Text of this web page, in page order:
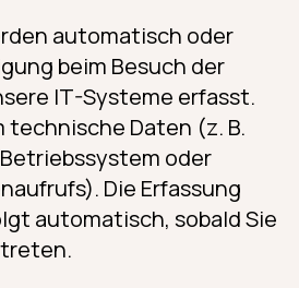
automatisch oder
beim Besuch der
IT-Systeme erfasst.
technische Daten (z. B.
oder
Die Erfassung
automatisch, sobald Sie